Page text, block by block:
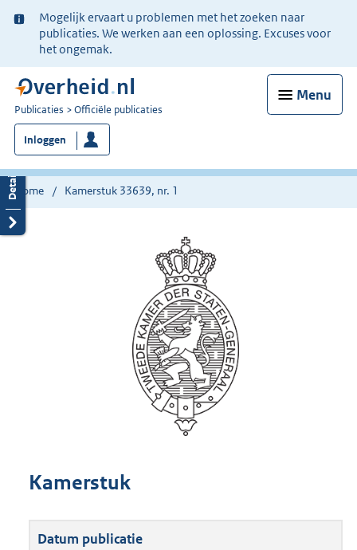
Ter
informatie:
Mogelijk ervaart u problemen met het zoeken naar
publicaties. We werken aan een oplossing. Excuses voor
het ongemak.
Menu
U
bent
nu
hier:
Publicaties Officiële publicaties
Inloggen
Home Kamerstuk 33639, nr. 1
Kamerstuk